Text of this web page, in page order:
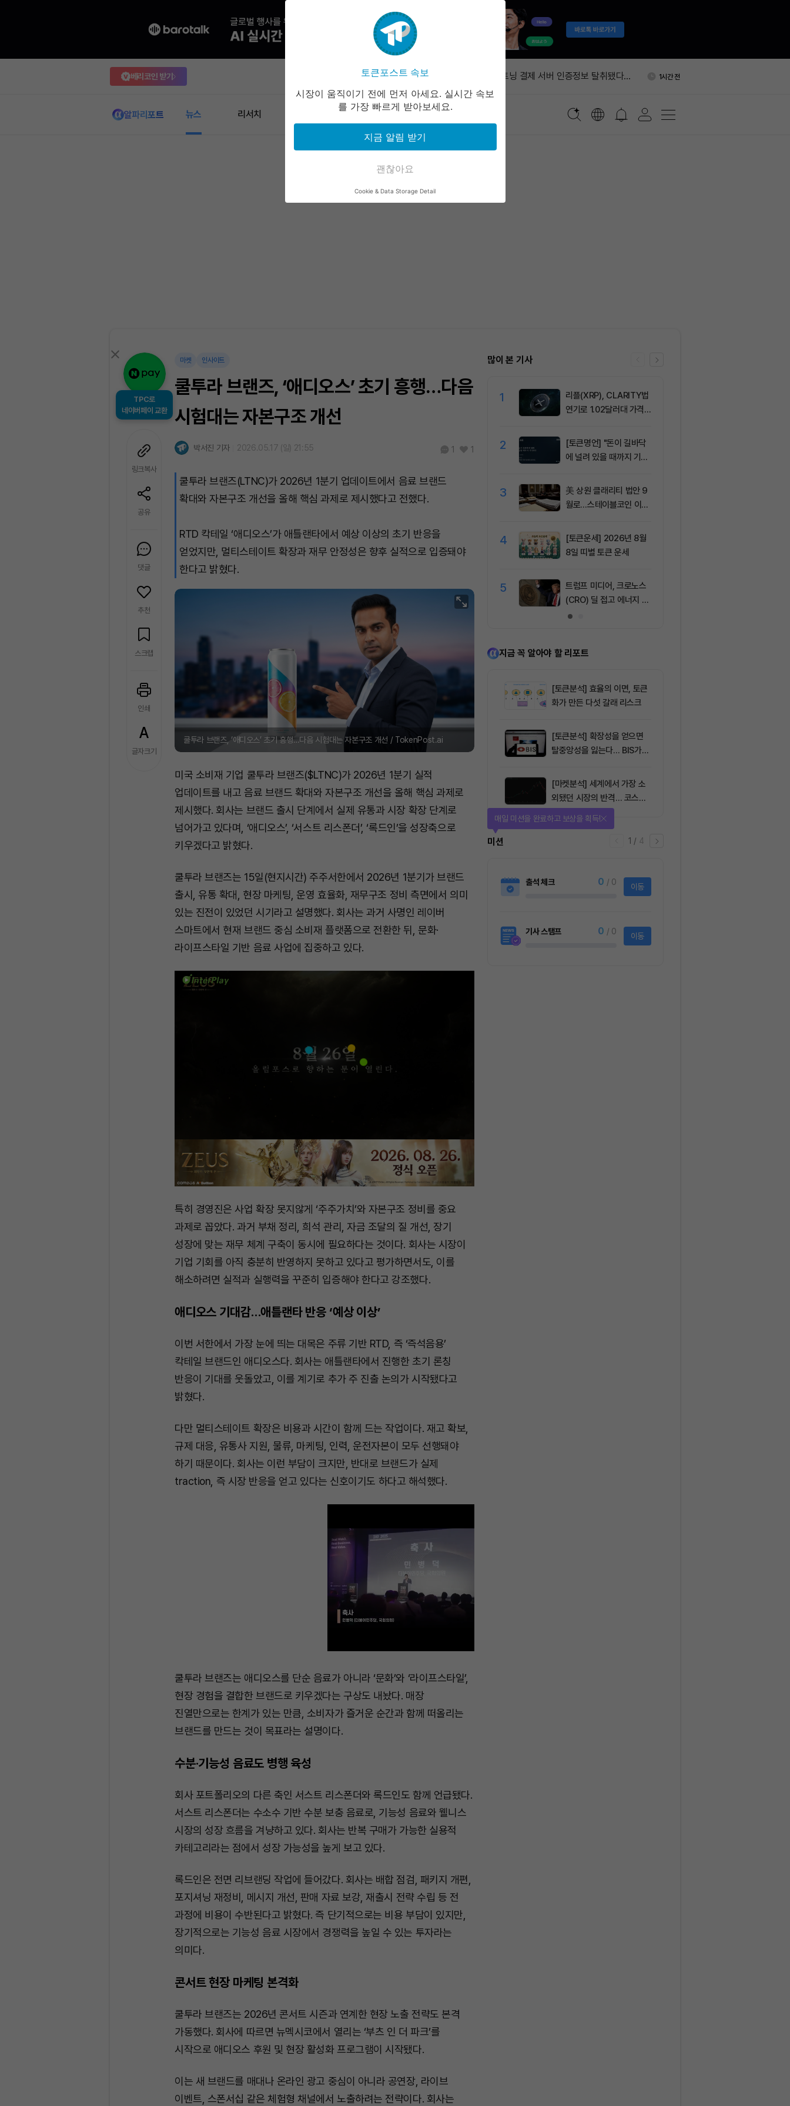
베리코인 받기
IMF '자국통화 코인, 달러 스테이블코인
라이트닝 결제 서버 인증정보 탈취됐다…
즉시 업데이트 권고
1시간 전
아즈텍 공격자, ETH 300개 추가 믹싱…
지니어스 스포츠, 폴리마켓·칼시 양쪽에
라이트닝 결제 서버 인증정보 탈취됐다…
알파리포트 뉴스 리서치 라운지 커뮤니티
TPC로
네이버페이 교환
링크복사
공유
댓글
추천
스크랩
인쇄
글자크기
마켓 인사이트
쿨투라 브랜즈, ‘애디오스’ 초기 흥행…다음
시험대는 자본구조 개선
박서진 기자 2026.05.17 (일) 21:55 1 1
쿨투라 브랜즈(LTNC)가 2026년 1분기 업데이트에서 음료 브랜드
확대와 자본구조 개선을 올해 핵심 과제로 제시했다고 전했다.
RTD 칵테일 ‘애디오스’가 애틀랜타에서 예상 이상의 초기 반응을
얻었지만, 멀티스테이트 확장과 재무 안정성은 향후 실적으로 입증돼야
한다고 밝혔다.
쿨투라 브랜즈, ‘애디오스’ 초기 흥행…다음 시험대는 자본구조 개선 / TokenPost.ai
미국 소비재 기업 쿨투라 브랜즈($LTNC)가 2026년 1분기 실적
업데이트를 내고 음료 브랜드 확대와 자본구조 개선을 올해 핵심 과제로
제시했다. 회사는 브랜드 출시 단계에서 실제 유통과 시장 확장 단계로
넘어가고 있다며, ‘애디오스’, ‘서스트 리스폰더’, ‘록드인’을 성장축으로
키우겠다고 밝혔다.
쿨투라 브랜즈는 15일(현지시간) 주주서한에서 2026년 1분기가 브랜드
출시, 유통 확대, 현장 마케팅, 운영 효율화, 재무구조 정비 측면에서 의미
있는 진전이 있었던 시기라고 설명했다. 회사는 과거 사명인 레이버
스마트에서 현재 브랜드 중심 소비재 플랫폼으로 전환한 뒤, 문화·
라이프스타일 기반 음료 사업에 집중하고 있다.
특히 경영진은 사업 확장 못지않게 ‘주주가치’와 자본구조 정비를 중요
과제로 꼽았다. 과거 부채 정리, 희석 관리, 자금 조달의 질 개선, 장기
성장에 맞는 재무 체계 구축이 동시에 필요하다는 것이다. 회사는 시장이
기업 기회를 아직 충분히 반영하지 못하고 있다고 평가하면서도, 이를
해소하려면 실적과 실행력을 꾸준히 입증해야 한다고 강조했다.
애디오스 기대감…애틀랜타 반응 ‘예상 이상’
이번 서한에서 가장 눈에 띄는 대목은 주류 기반 RTD, 즉 ‘즉석음용’
칵테일 브랜드인 애디오스다. 회사는 애틀랜타에서 진행한 초기 론칭
반응이 기대를 웃돌았고, 이를 계기로 추가 주 진출 논의가 시작됐다고
밝혔다.
다만 멀티스테이트 확장은 비용과 시간이 함께 드는 작업이다. 재고 확보,
규제 대응, 유통사 지원, 물류, 마케팅, 인력, 운전자본이 모두 선행돼야
하기 때문이다. 회사는 이런 부담이 크지만, 반대로 브랜드가 실제
traction, 즉 시장 반응을 얻고 있다는 신호이기도 하다고 해석했다.
u
쿨투라 브랜즈는 애디오스를 단순 음료가 아니라 ‘문화’와 ‘라이프스타일’,
현장 경험을 결합한 브랜드로 키우겠다는 구상도 내놨다. 매장
진열만으로는 한계가 있는 만큼, 소비자가 즐거운 순간과 함께 떠올리는
브랜드를 만드는 것이 목표라는 설명이다.
수분·기능성 음료도 병행 육성
회사 포트폴리오의 다른 축인 서스트 리스폰더와 록드인도 함께 언급됐다.
서스트 리스폰더는 수소수 기반 수분 보충 음료로, 기능성 음료와 웰니스
시장의 성장 흐름을 겨냥하고 있다. 회사는 반복 구매가 가능한 실용적
카테고리라는 점에서 성장 가능성을 높게 보고 있다.
록드인은 전면 리브랜딩 작업에 들어갔다. 회사는 배합 점검, 패키지 개편,
포지셔닝 재정비, 메시지 개선, 판매 자료 보강, 재출시 전략 수립 등 전
과정에 비용이 수반된다고 밝혔다. 즉 단기적으로는 비용 부담이 있지만,
장기적으로는 기능성 음료 시장에서 경쟁력을 높일 수 있는 투자라는
의미다.
콘서트 현장 마케팅 본격화
쿨투라 브랜즈는 2026년 콘서트 시즌과 연계한 현장 노출 전략도 본격
가동했다. 회사에 따르면 뉴멕시코에서 열리는 ‘부츠 인 더 파크’를
시작으로 애디오스 후원 및 현장 활성화 프로그램이 시작됐다.
이는 새 브랜드를 매대나 온라인 광고 중심이 아니라 공연장, 라이브
이벤트, 스폰서십 같은 체험형 채널에서 노출하려는 전략이다. 회사는
많이 본 기사
1
리플(XRP), CLARITY법
연기로 1.02달러대 가격
2
[토큰명언] "돈이 길바닥
에 널려 있을 때까지 기다
3
美 상원 클래리티 법안 9
월로…스테이블코인 이자
4
[토큰운세] 2026년 8월
8일 띠별 토큰 운세
5
트럼프 미디어, 크로노스
(CRO) 딜 접고 에너지 합
병에 집중
지금 꼭 알아야 할 리포트
[토큰분석] 효율의 이면, 토큰
화가 만든 다섯 갈래 리스크
[토큰분석] 확장성을 얻으면
탈중앙성을 잃는다… BIS가
학’
[마켓분석] 세계에서 가장 소
외됐던 시장의 반격… 코스피
1 / 4
미션
매일 미션을 완료하고 보상을 획득!
출석 체크 0 / 0 이동
기사 스탬프 0 / 0 이동
토큰포스트 속보
시장이 움직이기 전에 먼저 아세요. 실시간 속보
를 가장 빠르게 받아보세요.
지금 알림 받기
괜찮아요
Cookie & Data Storage Detail